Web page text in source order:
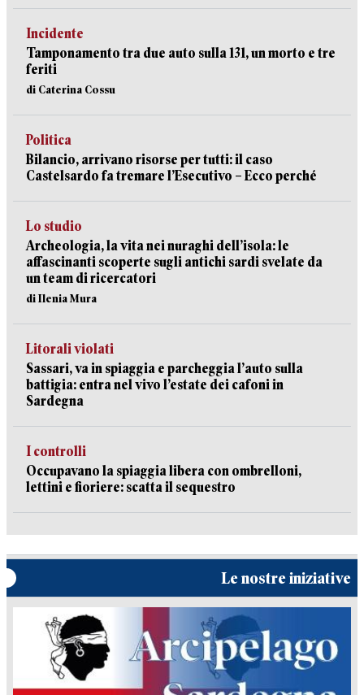
Incidente
Tamponamento tra due auto sulla 131, un morto e tre
feriti
di Caterina Cossu
Politica
Bilancio, arrivano risorse per tutti: il caso
Castelsardo fa tremare l’Esecutivo – Ecco perché
Lo studio
Archeologia, la vita nei nuraghi dell’isola: le
affascinanti scoperte sugli antichi sardi svelate da
un team di ricercatori
di Ilenia Mura
Litorali violati
Sassari, va in spiaggia e parcheggia l’auto sulla
battigia: entra nel vivo l’estate dei cafoni in
Sardegna
I controlli
Occupavano la spiaggia libera con ombrelloni,
lettini e fioriere: scatta il sequestro
Le nostre iniziative